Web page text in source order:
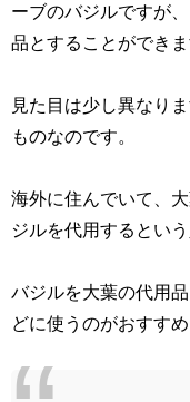
ーブのバジルですが
品とすることができま
見た目は少し異なり
ものなのです。
海外に住んでいて、
ジルを代用するとい
バジルを大葉の代用
どに使うのがおすすめ